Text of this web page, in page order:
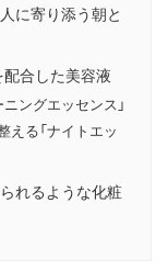
に寄り添う朝と
合した美容液
ングエッセンス」
る「ナイトエッ
れるような化粧